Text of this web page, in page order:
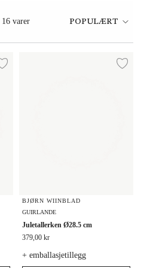
16 varer POPULÆRT
Legg til ønskeliste
BJØRN WIINBLAD
GUIRLANDE
Juletallerken Ø28.5 cm
379,00 kr
+ emballasjetillegg